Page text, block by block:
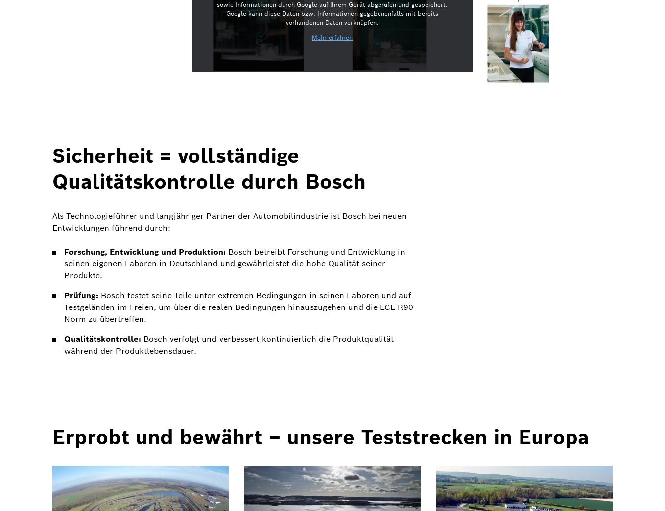
sowie Informationen durch Google auf Ihrem Gerät abgerufen und gespeichert.
Google kann diese Daten bzw. Informationen gegebenenfalls mit bereits
vorhandenen Daten verknüpfen.
Mehr erfahren
Sicherheit = vollständige
Qualitätskontrolle durch Bosch
Als Technologieführer und langjähriger Partner der Automobilindustrie ist Bosch bei neuen
Entwicklungen führend durch:
Forschung, Entwicklung und Produktion: Bosch betreibt Forschung und Entwicklung in
seinen eigenen Laboren in Deutschland und gewährleistet die hohe Qualität seiner
Produkte.
Prüfung: Bosch testet seine Teile unter extremen Bedingungen in seinen Laboren und auf
Testgeländen im Freien, um über die realen Bedingungen hinauszugehen und die ECE-R90
Norm zu übertreffen.
Qualitätskontrolle: Bosch verfolgt und verbessert kontinuierlich die Produktqualität
während der Produktlebensdauer.
Erprobt und bewährt – unsere Teststrecken in Europa